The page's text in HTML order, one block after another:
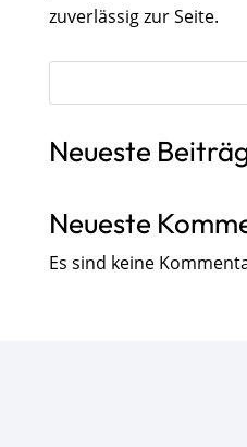
zuverlässig zur Seite.
Neueste
Neueste
Es sind keine